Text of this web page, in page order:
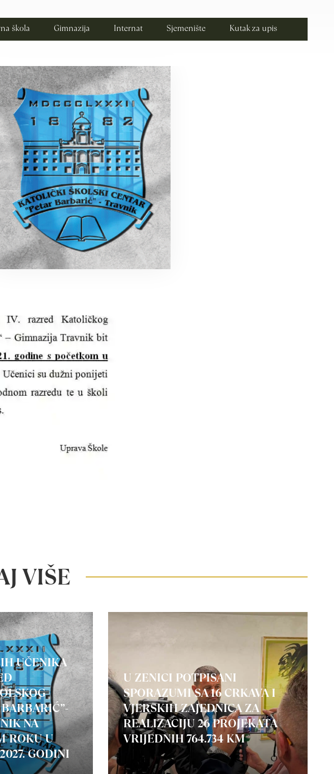
škola Gimnazija Internat Sjemenište Kutak za upis
VIŠE
UČENIKA
NA
ROKU U
GODINI
U ZENICI POTPISANI
SPORAZUMI SA 16 CRKAVA I
VJERSKIH ZAJEDNICA ZA
REALIZACIJU 26 PROJEKATA
VRIJEDNIH 764.734 KM